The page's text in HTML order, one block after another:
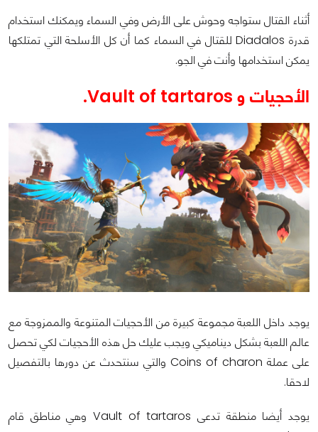
أثناء القتال ستواجه وحوش على الأرض وفي السماء ويمكنك استخدام
قدرة Diadalos للقتال في السماء كما أن كل الأسلحة التي تمتلكها
يمكن استخدامها وأنت في الجو.
الأحجيات و Vault of tartaros.
يوجد داخل اللعبة مجموعة كبيرة من الأحجيات المتنوعة والممزوجة مع
عالم اللعبة بشكل ديناميكي ويجب عليك حل هذه الأحجيات لكي تحصل
على عملة Coins of charon والتي سنتحدث عن دورها بالتفصيل
لاحقا.
يوجد أيضا منطقة تدعى Vault of tartaros وهي مناطق قام